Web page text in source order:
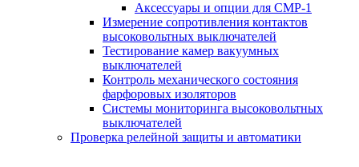
Аксессуары и опции для СМР-1
Измерение сопротивления контактов
высоковольтных выключателей
Тестирование камер вакуумных
выключателей
Контроль механического состояния
фарфоровых изоляторов
Системы мониторинга высоковольтных
выключателей
Проверка релейной защиты и автоматики